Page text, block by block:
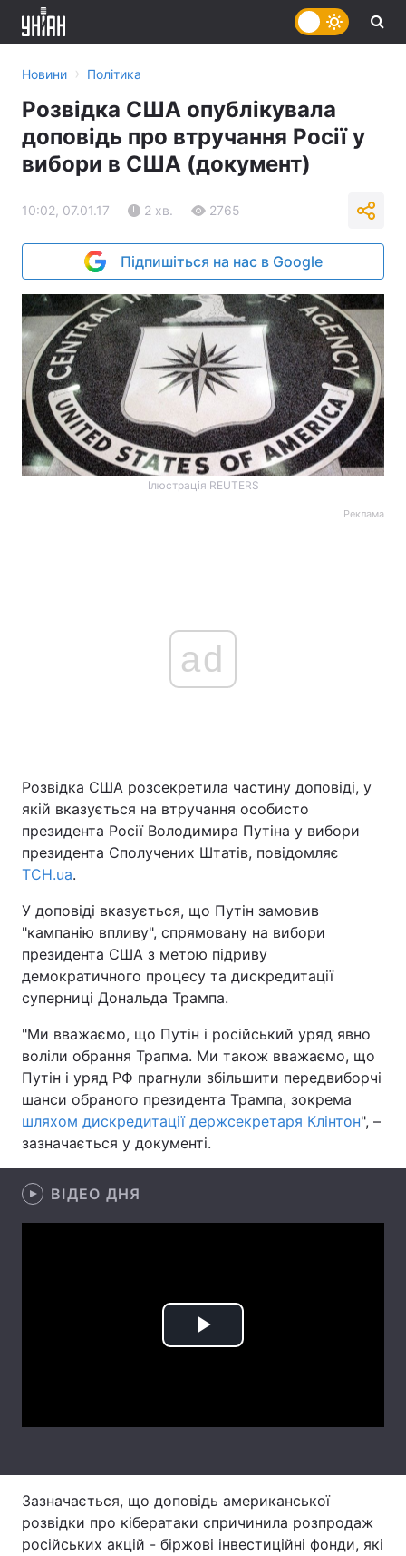
Україна Політика
Економіка Світ
Спорт
Техно і зв'язок Лайт
Зброя Інциденти
Здоров'я Туризм
Цікавинки Погода
Статті
Думки
Контакти
Новини › Політика
Розвідка США опублікувала
доповідь про втручання Росії у
вибори в США (документ)
10:02, 07.01.17 2 хв. 2765
Підпишіться на нас в Google
Ілюстрація REUTERS
Реклама
ad
Розвідка США розсекретила частину доповіді, у
якій вказується на втручання особисто
президента Росії Володимира Путіна у вибори
президента Сполучених Штатів, повідомляє
ТСН.ua.
У доповіді вказується, що Путін замовив
"кампанію впливу", спрямовану на вибори
президента США з метою підриву
демократичного процесу та дискредитації
суперниці Дональда Трампа.
"Ми вважаємо, що Путін і російський уряд явно
воліли обрання Трапма. Ми також вважаємо, що
Путін і уряд РФ прагнули збільшити передвиборчі
шанси обраного президента Трампа, зокрема
шляхом дискредитації держсекретаря Клінтон", –
зазначається у документі.
ВІДЕО ДНЯ
Play
Зазначається, що доповідь американської
розвідки про кібератаки спричинила розпродаж
російських акцій - біржові інвестиційні фонди, які